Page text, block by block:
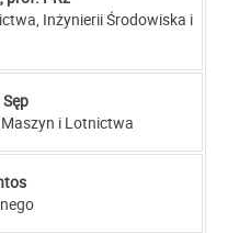
Inżynierii Środowiska i
i Lotnictwa